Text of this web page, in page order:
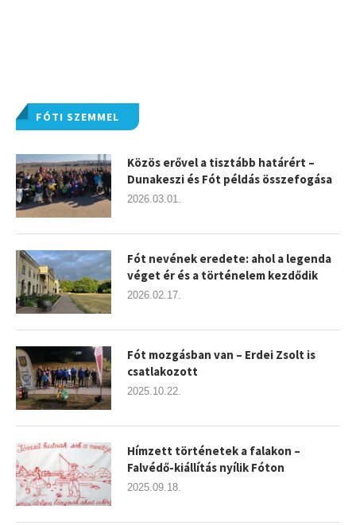
FÓTI SZEMMEL
Közös erővel a tisztább határért –
Dunakeszi és Fót példás összefogása
2026.03.01.
Fót nevének eredete: ahol a legenda
véget ér és a történelem kezdődik
2026.02.17.
Fót mozgásban van – Erdei Zsolt is
csatlakozott
2025.10.22.
Hímzett történetek a falakon –
Falvédő-kiállítás nyílik Fóton
2025.09.18.